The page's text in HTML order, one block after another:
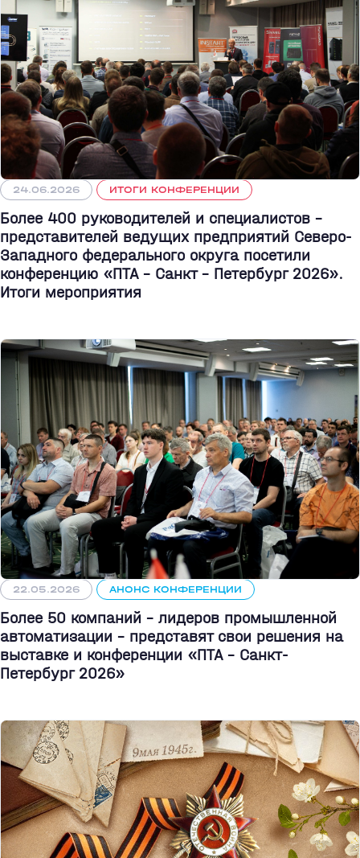
24.06.2026 ИТОГИ КОНФЕРЕНЦИИ
Более 400 руководителей и специалистов –
представителей ведущих предприятий Северо-
Западного федерального округа посетили
конференцию «ПТА – Санкт - Петербург 2026».
Итоги мероприятия
22.05.2026 АНОНС КОНФЕРЕНЦИИ
Более 50 компаний - лидеров промышленной
автоматизации - представят свои решения на
выставке и конференции «ПТА – Санкт-
Петербург 2026»